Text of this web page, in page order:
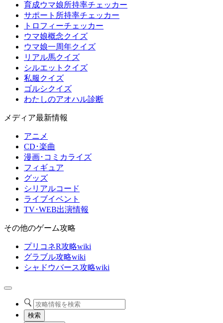
育成ウマ娘所持率チェッカー
サポート所持率チェッカー
トロフィーチェッカー
ウマ娘概念クイズ
ウマ娘一周年クイズ
リアル馬クイズ
シルエットクイズ
私服クイズ
ゴルシクイズ
わたしのアオハル診断
メディア最新情報
アニメ
CD･楽曲
漫画･コミカライズ
フィギュア
グッズ
シリアルコード
ライブイベント
TV･WEB出演情報
その他のゲーム攻略
プリコネR攻略wiki
グラブル攻略wiki
シャドウバース攻略wiki
検索